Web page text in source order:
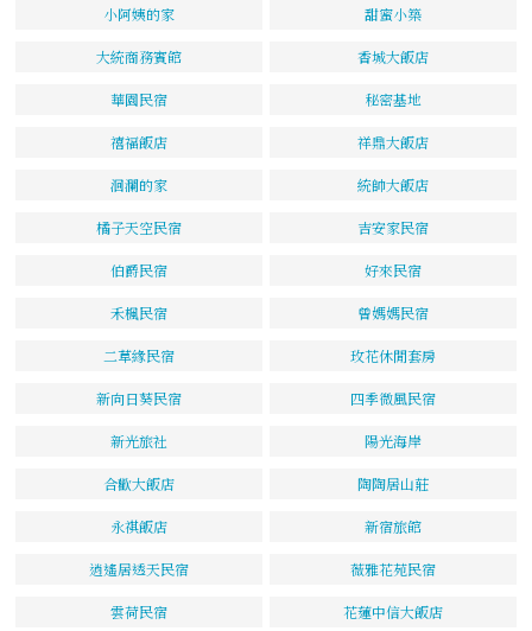
小阿姨的家 甜蜜小築
大統商務賓館 香城大飯店
華園民宿 秘密基地
禧福飯店 祥鼎大飯店
洄瀾的家 統帥大飯店
橘子天空民宿 吉安家民宿
伯爵民宿 好來民宿
禾楓民宿 曾媽媽民宿
二草緣民宿 玫花休閒套房
新向日葵民宿 四季微風民宿
新光旅社 陽光海岸
合歡大飯店 陶陶居山莊
永祺飯店 新宿旅館
逍遙居透天民宿 薇雅花苑民宿
雲荷民宿 花蓮中信大飯店